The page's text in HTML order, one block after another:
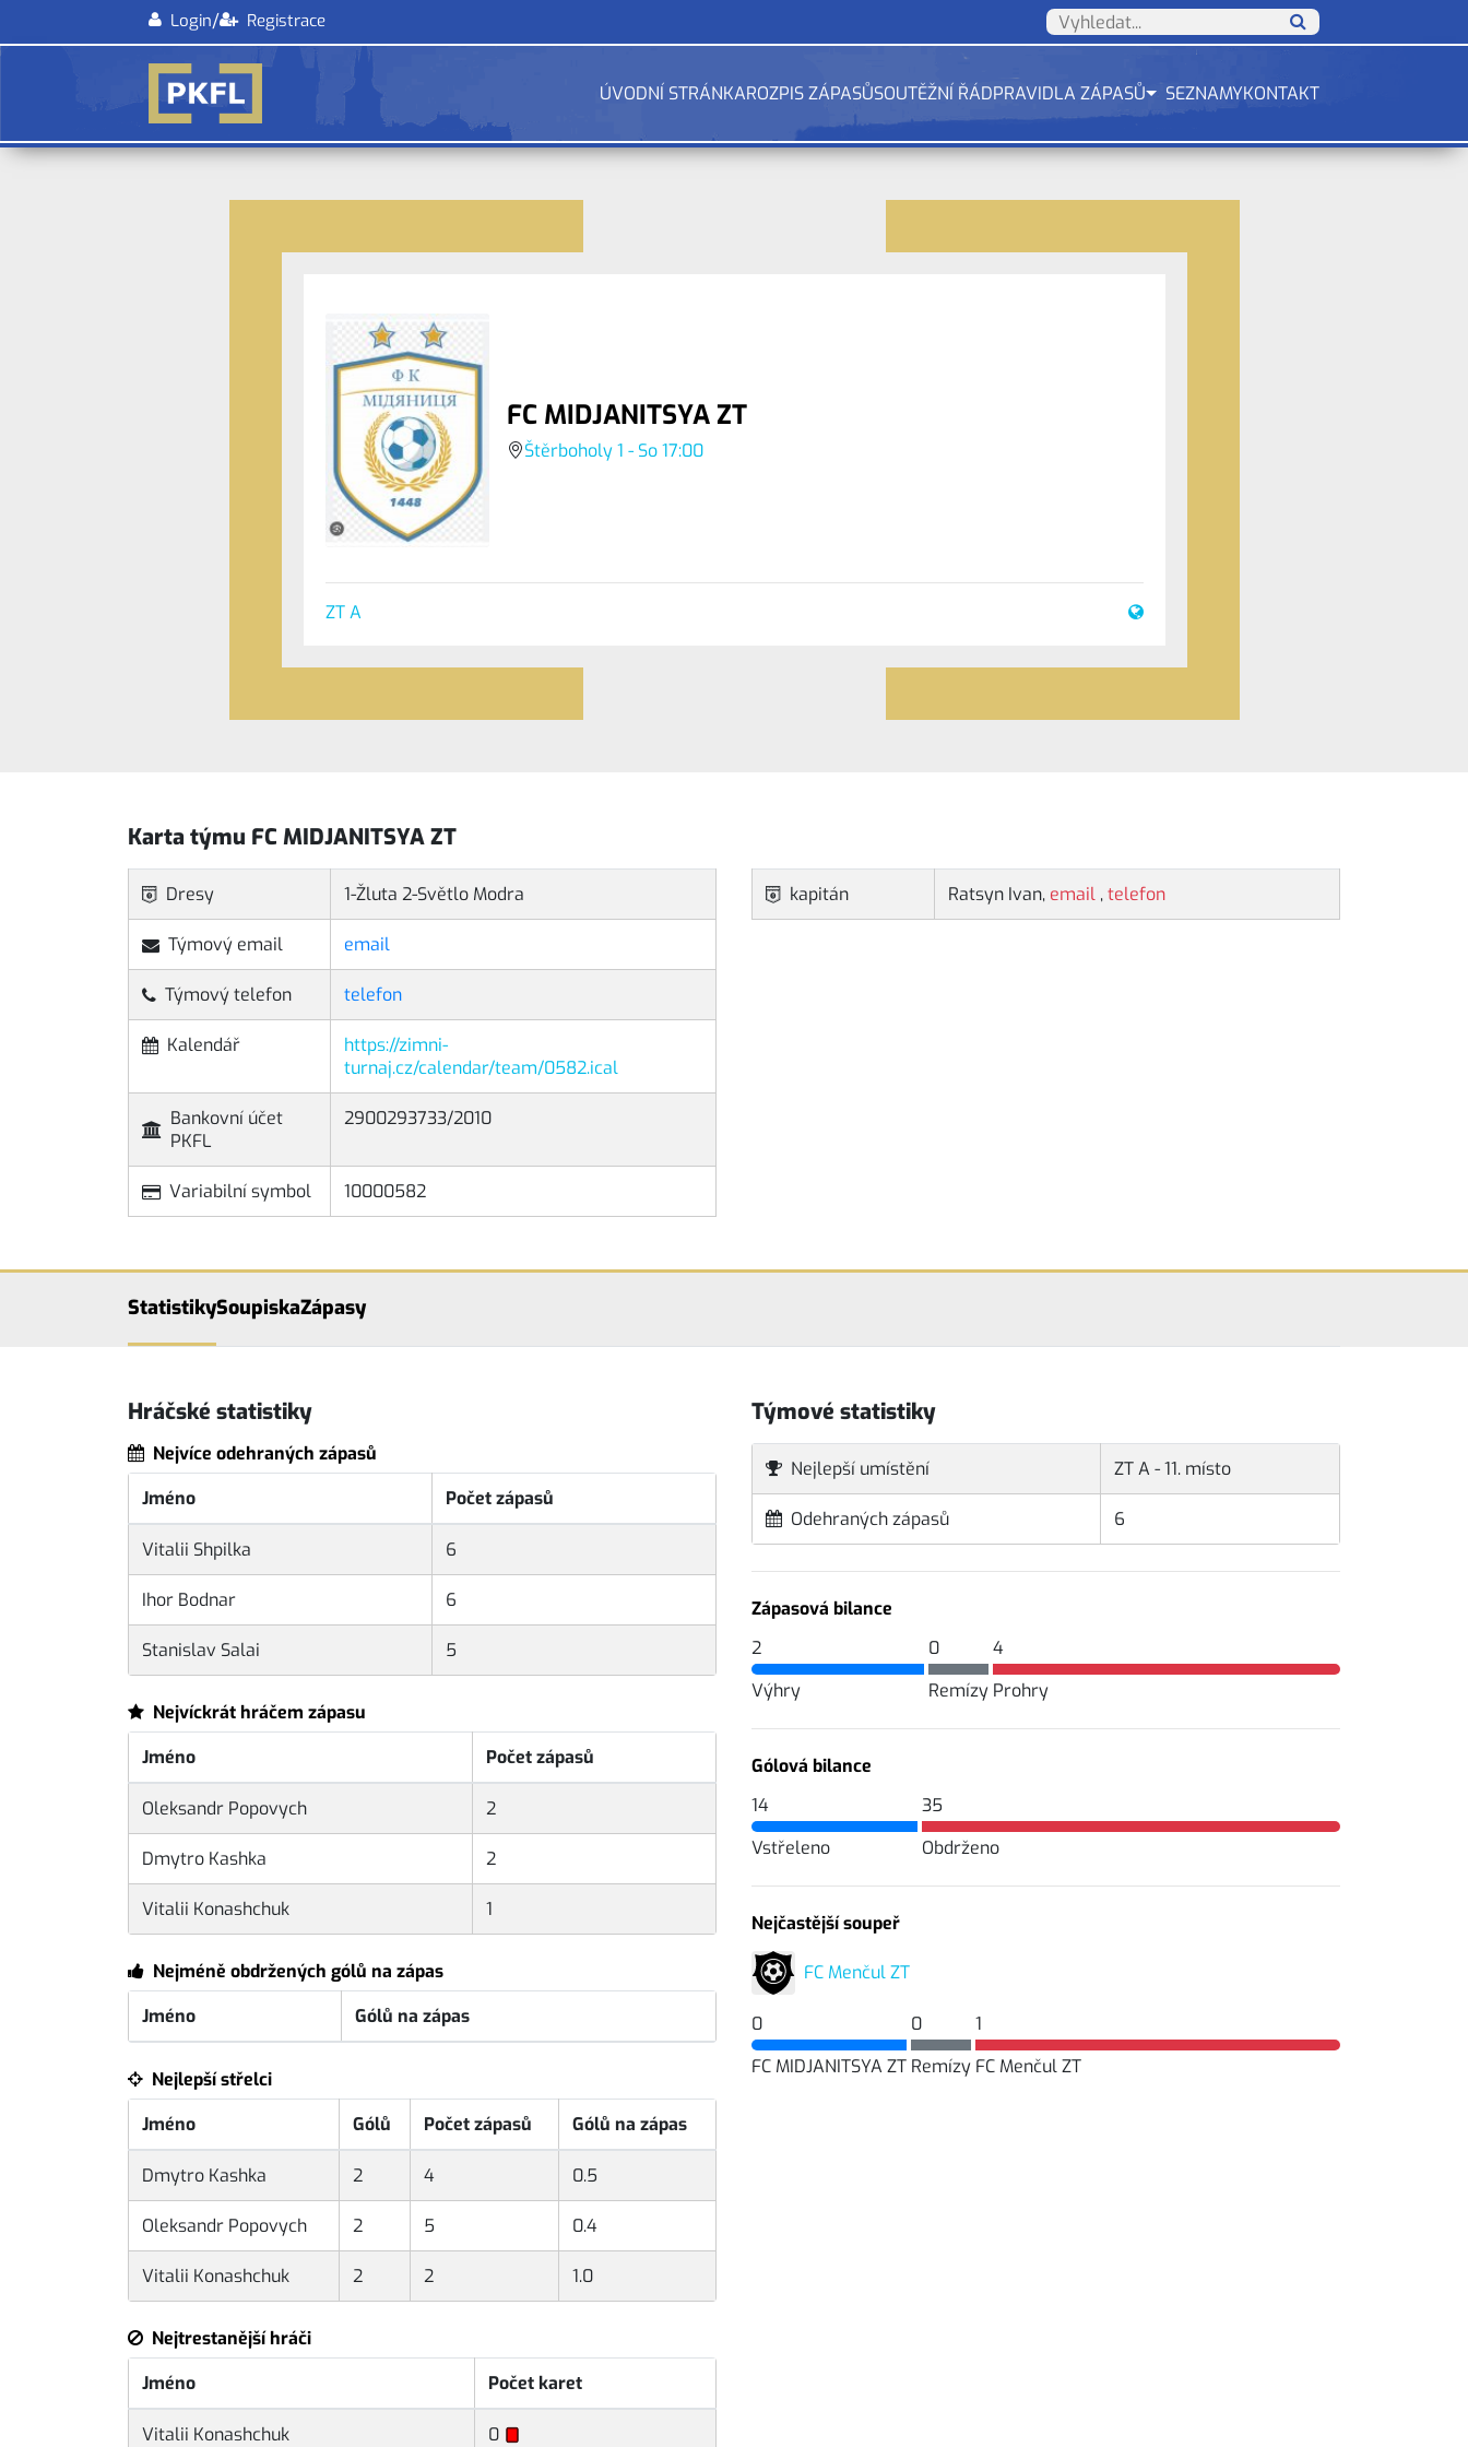
Login/ Registrace
ÚVODNÍ STRÁNKAROZPIS ZÁPASŮSOUTĚŽNÍ ŘÁDPRAVIDLA ZÁPASŮ SEZNAMYKONTAKT
FC MIDJANITSYA ZT
Štěrboholy 1 - So 17:00
ZT A
Karta týmu FC MIDJANITSYA ZT
Dresy 1-Žluta 2-Světlo Modra
Týmový email email
Týmový telefon telefon
Kalendář
https://zimni-
turnaj.cz/calendar/team/0582.ical
Bankovní účet
PKFL
2900293733/2010
Variabilní symbol 10000582
kapitán Ratsyn Ivan, email ,telefon
StatistikySoupiskaZápasy
Hráčské statistiky
Nejvíce odehraných zápasů
Jméno
Počet zápasů
Vitalii Shpilka 6
Ihor Bodnar 6
Stanislav Salai 5
Nejvíckrát hráčem zápasu
Jméno
Počet zápasů
Oleksandr Popovych 2
Dmytro Kashka 2
Vitalii Konashchuk 1
Nejméně obdržených gólů na zápas
Jméno
Gólů na zápas
Nejlepší střelci
Jméno
Gólů Počet zápasů Gólů na zápas
Dmytro Kashka 2 4 0.5
Oleksandr Popovych 2 5 0.4
Vitalii Konashchuk 2 2 1.0
Nejtrestanější hráči
Jméno
Počet karet
Vitalii Konashchuk 0
Týmové statistiky
Nejlepší umístění ZT A - 11. místo
Odehraných zápasů 6
Zápasová bilance
2
Výhry
0
Remízy
4
Prohry
Gólová bilance
14
Vstřeleno
35
Obdrženo
Nejčastější soupeř
FC Menčul ZT
0
FC MIDJANITSYA ZT
0
Remízy
1
FC Menčul ZT